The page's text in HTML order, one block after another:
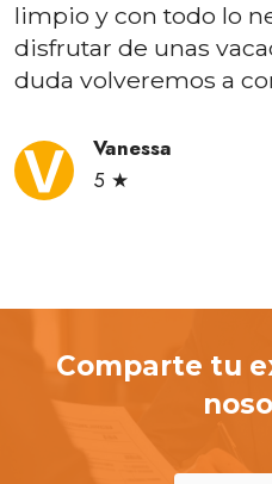
limpio y con todo lo
disfrutar de unas
duda volveremos a
Vanessa
5 ★
Comparte tu